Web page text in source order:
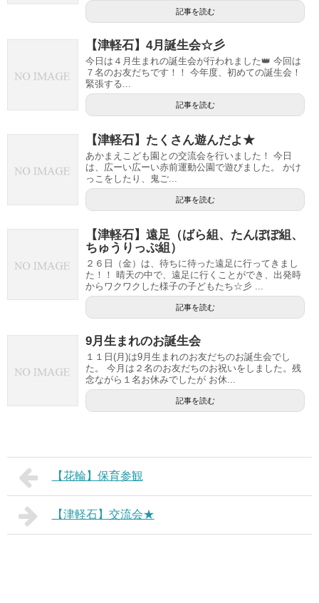
記事を読む
【津軽石】4月誕生会☆彡
今日は４月生まれの誕生会が行われました👑 今回は
７名のお友だちです！！ 今年度、初めての誕生会！
緊張する...
記事を読む
【津軽石】たくさん遊んだよ★
あかまえこども園との交流会を行いました！ 今日
は、広ーい広ーい赤前運動公園で遊びました。 かけ
っこをしたり、鬼ご...
記事を読む
【津軽石】遠足（ばら組、たんぽぽ組、
ちゅうりっぷ組）
２６日（金）は、待ちに待った遠足に行ってきまし
た！！ 晴天の中で、遠足に行くことができ、出発時
からワクワクした様子の子どもたち☆彡 ...
記事を読む
9月生まれのお誕生会
１１日(月)は9月生まれのお友だちのお誕生会でし
た。 今月は２名のお友だちのお祝いをしました。残
念ながら１名お休みでしたが お休...
記事を読む
【花輪】保育参観
【津軽石】交流会★